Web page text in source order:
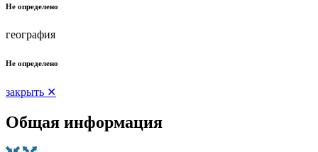
Не определено
география
Не определено
закрыть ✕
Общая информация